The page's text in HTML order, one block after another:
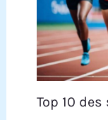
Top 10